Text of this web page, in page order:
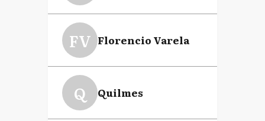
FV Florencio Varela
Q Quilmes